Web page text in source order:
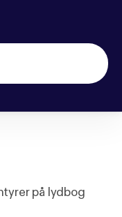
på lydbog